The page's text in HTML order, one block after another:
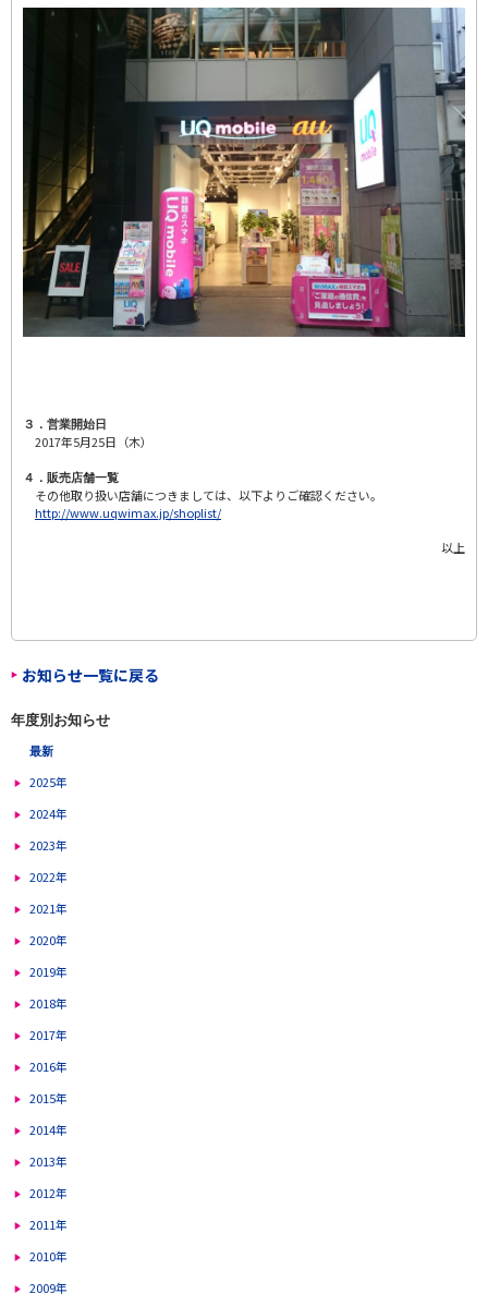
３．営業開始日
2017年5月25日（木）
４．販売店舗一覧
その他取り扱い店舗につきましては、以下よりご確認ください。
http://www.uqwimax.jp/shoplist/
以上
お知らせ一覧に戻る
年度別お知らせ
最新
2025年
2024年
2023年
2022年
2021年
2020年
2019年
2018年
2017年
2016年
2015年
2014年
2013年
2012年
2011年
2010年
2009年